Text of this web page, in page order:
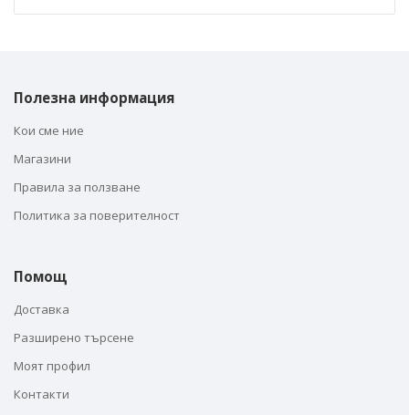
Полезна информация
Кои сме ние
Магазини
Правила за ползване
Политика за поверителност
Помощ
Доставка
Разширено търсене
Моят профил
Контакти